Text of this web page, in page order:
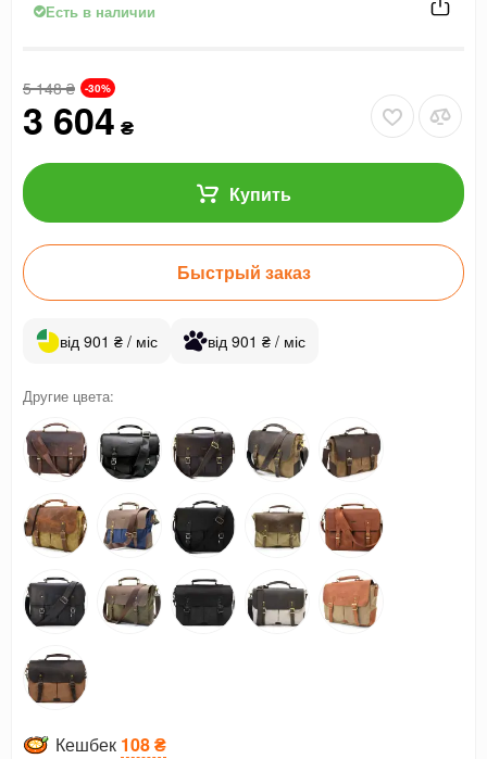
Есть в наличии
5 148₴ -30%
3 604 ₴
Купить
Быстрый заказ
від 901 ₴ / міс від 901 ₴ / міс
Другие цвета:
Кешбек 108 ₴